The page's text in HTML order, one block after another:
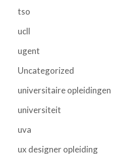
tso
ucll
ugent
Uncategorized
universitaire opleidingen
universiteit
uva
ux designer opleiding